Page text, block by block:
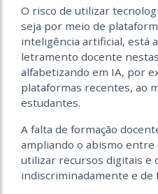
O risco de utilizar
seja por meio de
inteligência artificial, está
letramento docente
alfabetizando em IA, por
plataformas recentes, ao
estudantes.
A falta de formação
ampliando o abismo entre
utilizar recursos digitais e
indiscriminadamente e de